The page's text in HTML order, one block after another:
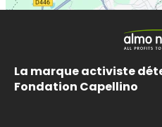
La marque activiste
Fondation Capellino